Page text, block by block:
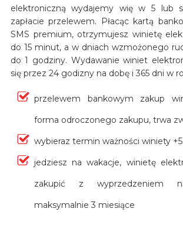
elektroniczną wydajemy wię w 5 lub
zapłacie przelewem. Płacąc kartą
SMS premium, otrzymujesz winietę
do 15 minut, a w dniach wzmożonego
do 1 godziny. Wydawanie winiet
się przez 24 godizny na dobę i 365 dni w
przelewem bankowym zakup
forma odroczonego zakupu, trwa
wybieraz termin ważności winiety
jedziesz na wakacje, winietę
zakupić z wyprzedzeniem
maksymalnie 3 miesiące